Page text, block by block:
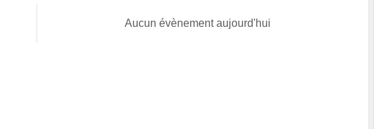
Aucun évènement aujourd'hui